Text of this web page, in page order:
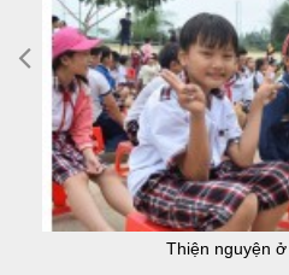
Thiện nguyện